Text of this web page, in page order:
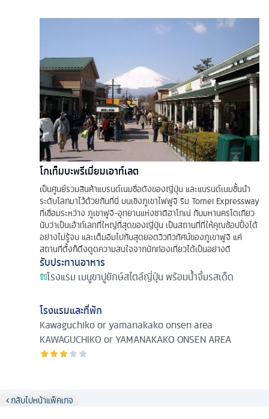
โกเท็มบะพรีเมี่ยมเอาท์เลต
เป็นศูนย์รวมสินค้าแบรนด์เนมชื่อดังของญี่ปุ่น และแบรนด์เนมชั้นนำ
ระดับโลกมาไว้ด้วยกันที่นี่ บนเชิงภูเขาไฟฟูจิ ริม Tomei Expressway
ที่เชื่อมระหว่าง ภูเขาฟูจิ-อุทยานแห่งชาติฮาโกเน่ กับมหานครโตเกียว
นับว่าเป็นเอ้าท์เลทที่ใหญ่ที่สุดของญี่ปุ่น เป็นสถานที่ที่ให้คุณช้อปปิ้งได้
อย่างไม่รู้จบ และเต็มอิ่มไปกับสุดยอดวิวทิวทัศน์ของภูเขาฟูจิ แค่
สถานที่ตั้งก็ดึงดูดความสนใจจากนักท่องเที่ยวได้เป็นอย่างดี
รับประทานอาหาร
โรงแรม เมนูขาปูยักษ์สไตล์ญี่ปุ่น พร้อมน้ำจิ้มรสเด็ด
โรงแรมและที่พัก
Kawaguchiko or yamanakako onsen area
KAWAGUCHIKO or YAMANAKAKO ONSEN AREA
กลับไปหน้าแพ็คเกจ